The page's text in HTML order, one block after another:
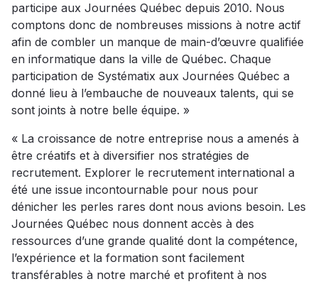
participe aux Journées Québec depuis 2010. Nous
comptons donc de nombreuses missions à notre actif
afin de combler un manque de main-d’œuvre qualifiée
en informatique dans la ville de Québec. Chaque
participation de Systématix aux Journées Québec a
donné lieu à l’embauche de nouveaux talents, qui se
sont joints à notre belle équipe. »
« La croissance de notre entreprise nous a amenés à
être créatifs et à diversifier nos stratégies de
recrutement. Explorer le recrutement international a
été une issue incontournable pour nous pour
dénicher les perles rares dont nous avions besoin. Les
Journées Québec nous donnent accès à des
ressources d’une grande qualité dont la compétence,
l’expérience et la formation sont facilement
transférables à notre marché et profitent à nos